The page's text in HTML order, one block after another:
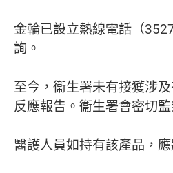
金輪已設立熱線電話（
詢。
至今，衞生署未有接獲涉
反應報告。衞生署會密切
醫護人員如持有該產品，